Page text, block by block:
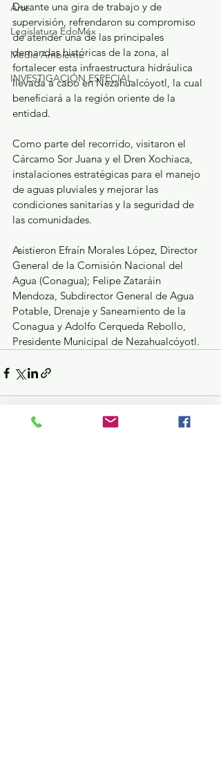
Arte
Legislatura EdoMéx
Medio Ambiente
INVESTIGACIÓN ESPECIAL
Durante una gira de trabajo y de
supervisión, refrendaron su compromiso
de atender una de las principales
demandas históricas de la zona, al
fortalecer esta infraestructura hidráulica
llevada a cabo en Nezahualcóyotl, la cual
beneficiará a la región oriente de la
entidad.
Como parte del recorrido, visitaron el
Cárcamo Sor Juana y el Dren Xochiaca,
instalaciones estratégicas para el manejo
de aguas pluviales y mejorar las
condiciones sanitarias y la seguridad de
las comunidades.
Asistieron Efraín Morales López, Director
General de la Comisión Nacional del
Agua (Conagua); Felipe Zataráin
Mendoza, Subdirector General de Agua
Potable, Drenaje y Saneamiento de la
Conagua y Adolfo Cerqueda Rebollo,
Presidente Municipal de Nezahualcóyotl.